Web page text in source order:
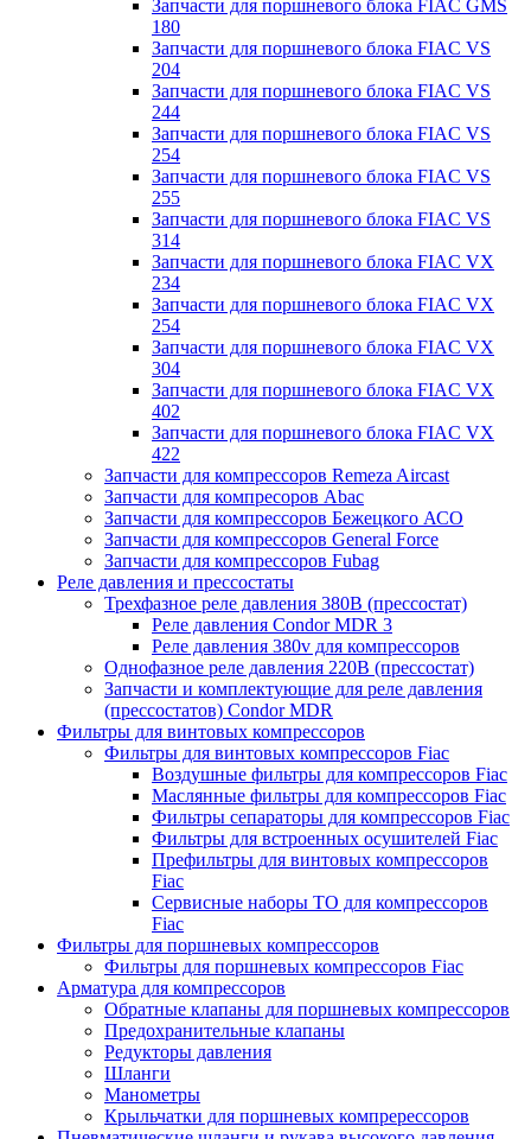
Запчасти для поршневого блока FIAC GMS
180
Запчасти для поршневого блока FIAC VS
204
Запчасти для поршневого блока FIAC VS
244
Запчасти для поршневого блока FIAC VS
254
Запчасти для поршневого блока FIAC VS
255
Запчасти для поршневого блока FIAC VS
314
Запчасти для поршневого блока FIAC VX
234
Запчасти для поршневого блока FIAC VX
254
Запчасти для поршневого блока FIAC VX
304
Запчасти для поршневого блока FIAC VX
402
Запчасти для поршневого блока FIAC VX
422
Запчасти для компрессоров Remeza Aircast
Запчасти для компресоров Abac
Запчасти для компрессоров Бежецкого АСО
Запчасти для компрессоров General Force
Запчасти для компрессоров Fubag
Реле давления и прессостаты
Трехфазное реле давления 380В (прессостат)
Реле давления Condor MDR 3
Реле давления 380v для компрессоров
Однофазное реле давления 220В (прессостат)
Запчасти и комплектующие для реле давления
(прессостатов) Condor MDR
Фильтры для винтовых компрессоров
Фильтры для винтовых компрессоров Fiac
Воздушные фильтры для компрессоров Fiac
Маслянные фильтры для компрессоров Fiac
Фильтры сепараторы для компрессоров Fiac
Фильтры для встроенных осушителей Fiac
Префильтры для винтовых компрессоров
Fiac
Сервисные наборы ТО для компрессоров
Fiac
Фильтры для поршневых компрессоров
Фильтры для поршневых компрессоров Fiac
Арматура для компрессоров
Обратные клапаны для поршневых компрессоров
Предохранительные клапаны
Редукторы давления
Шланги
Манометры
Крыльчатки для поршневых компререссоров